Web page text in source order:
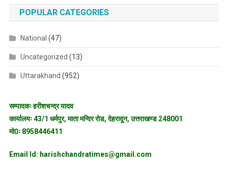
POPULAR CATEGORIES
National (47)
Uncategorized (13)
Uttarakhand (952)
सम्पादकः हरीशचन्द्र यादव
कार्यालयः 43/1 धर्मपुर, माता मन्दिर रोड, देहरादून, उत्तराखण्ड 248001
मो0ः 8958446411
Email Id: harishchandratimes@gmail.com